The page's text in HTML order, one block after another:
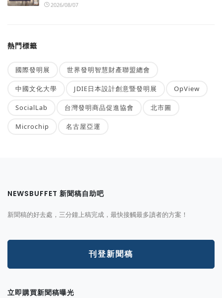
2026/08/07
熱門標籤
國際發明展 世界發明智慧財產聯盟總會
中國文化大學 JDIE日本設計創意暨發明展 OpView
SocialLab 台灣發明商品促進協會 北市圖
Microchip 名古屋亞運
NEWSBUFFET 新聞稿自助吧
新聞稿的好去處，三分鐘上稿完成，最快接觸最多讀者的方案！
刊登新聞稿
立即購買新聞稿曝光